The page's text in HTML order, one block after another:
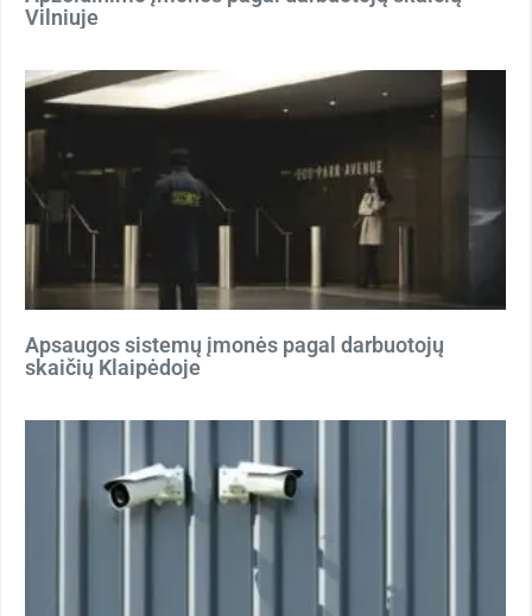
Vilniuje
Apsaugos sistemų įmonės pagal darbuotojų
skaičių Klaipėdoje